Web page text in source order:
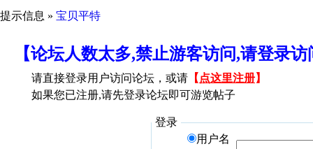
提示信息 » 宝贝平特
【论坛人数太多,禁止游客访问,请登录
请直接登录用户访问论坛，或请 【 点这里注册】
如果您已注册,请先登录论坛即可游览帖子
登录
用户名